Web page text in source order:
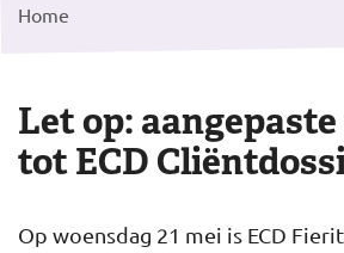
Home
Let op:
tot ECD
Op woensdag 21 mei is ECD